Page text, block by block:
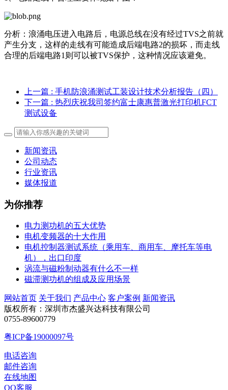
分析：浪涌电压进入电路后，电源总线在没有经过TVS之前就
产生分支，这样的走线有可能造成后端电路2的损坏，而走线
合理的后端电路1则可以被TVS保护，这种情况应该避免。
上一篇 : 手机防浪涌测试工装设计技术分析报告（四）
下一篇 : 热烈庆祝我司签约富士康惠普激光打印机FCT
测试设备
新闻资讯
公司动态
行业资讯
媒体报道
为你推荐
电力测功机的五大优势
电机变频器的十大作用
电机控制器测试系统（乘用车、商用车、摩托车等电
机），出口印度
涡流与磁粉制动器有什么不一样
磁滞测功机的组成及应用场景
网站首页 关于我们 产品中心 客户案例 新闻资讯
版权所有：深圳市杰盛兴达科技有限公司
0755-89600779
粤ICP备19000097号
电话咨询
邮件咨询
在线地图
QQ客服